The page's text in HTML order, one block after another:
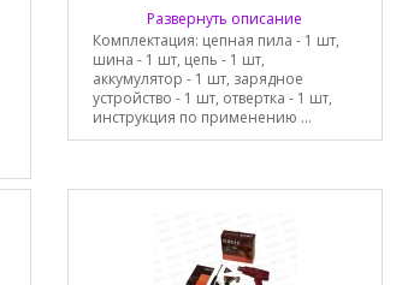
Развернуть описание
Комплектация: цепная пила - 1 шт,
шина - 1 шт, цепь - 1 шт,
аккумулятор - 1 шт, зарядное
устройство - 1 шт, отвертка - 1 шт,
инструкция по применению ...